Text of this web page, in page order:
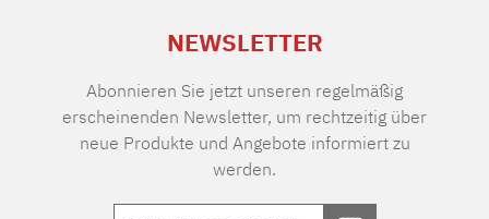
NEWSLETTER
Abonnieren Sie jetzt unseren regelmäßig
erscheinenden Newsletter, um rechtzeitig über
neue Produkte und Angebote informiert zu
werden.